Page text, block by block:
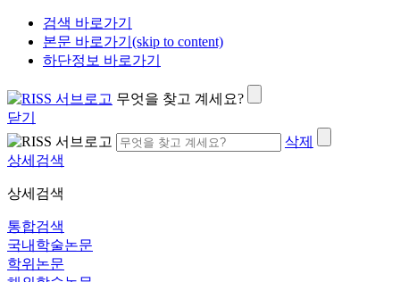
검색 바로가기
본문 바로가기(skip to content)
하단정보 바로가기
무엇을 찾고 계세요?
닫기
삭제
상세검색
상세검색
통합검색
국내학술논문
학위논문